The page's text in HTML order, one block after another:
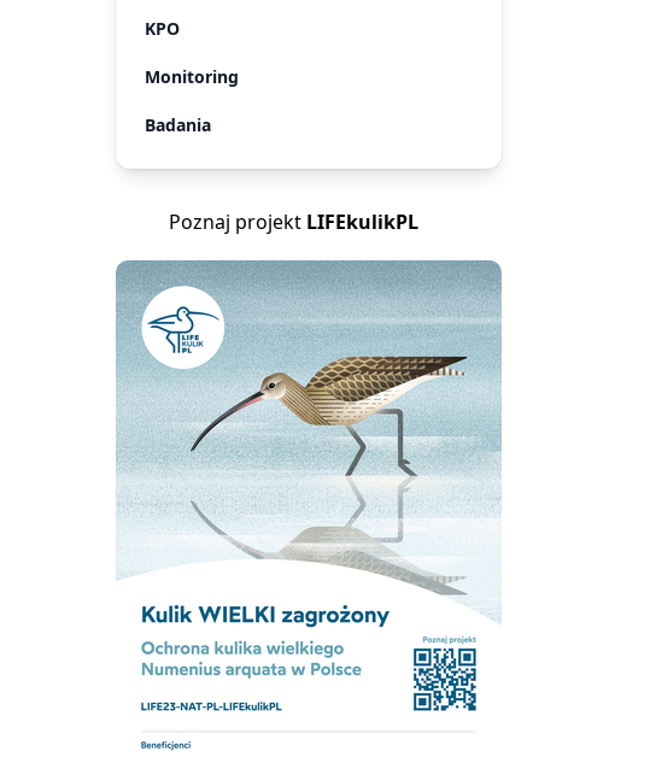
KPO
Monitoring
Badania
Poznaj projekt LIFEkulikPL